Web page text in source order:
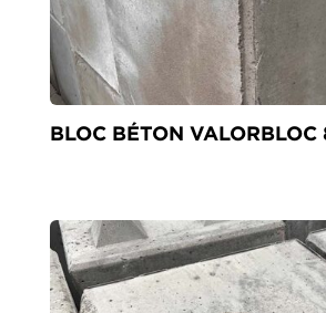
BLOC BÉTON